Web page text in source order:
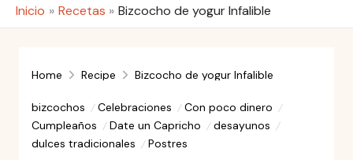
Inicio Recetas Bizcocho de yogur Infalible
Home Recipe Bizcocho de yogur Infalible
bizcochos Celebraciones
Con poco dinero
Cumpleaños
Date un Capricho
desayunos
dulces tradicionales
Postres